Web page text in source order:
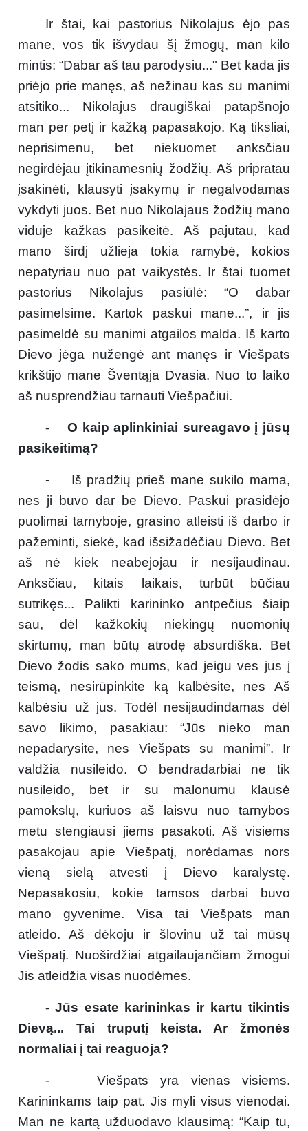
Ir štai, kai pastorius Nikolajus ėjo pas
mane, vos tik išvydau šį žmogų, man kilo
mintis: “Dabar aš tau parodysiu..." Bet kada jis
priėjo prie manęs, aš nežinau kas su manimi
atsitiko... Nikolajus draugiškai patapšnojo
man per petį ir kažką papasakojo. Ką tiksliai,
neprisimenu, bet niekuomet anksčiau
negirdėjau įtikinamesnių žodžių. Aš pripratau
įsakinėti, klausyti įsakymų ir negalvodamas
vykdyti juos. Bet nuo Nikolajaus žodžių mano
viduje kažkas pasikeitė. Aš pajutau, kad
mano širdį užlieja tokia ramybė, kokios
nepatyriau nuo pat vaikystės. Ir štai tuomet
pastorius Nikolajus pasiūlė: “O dabar
pasimelsime. Kartok paskui mane...”, ir jis
pasimeldė su manimi atgailos malda. Iš karto
Dievo jėga nužengė ant manęs ir Viešpats
krikštijo mane Šventąja Dvasia. Nuo to laiko
aš nusprendžiau tarnauti Viešpačiui.
- O kaip aplinkiniai sureagavo į jūsų
pasikeitimą?
- Iš pradžių prieš mane sukilo mama,
nes ji buvo dar be Dievo. Paskui prasidėjo
puolimai tarnyboje, grasino atleisti iš darbo ir
pažeminti, siekė, kad išsižadėčiau Dievo. Bet
aš nė kiek neabejojau ir nesijaudinau.
Anksčiau, kitais laikais, turbūt būčiau
sutrikęs... Palikti karininko antpečius šiaip
sau, dėl kažkokių niekingų nuomonių
skirtumų, man būtų atrodę absurdiška. Bet
Dievo žodis sako mums, kad jeigu ves jus į
teismą, nesirūpinkite ką kalbėsite, nes Aš
kalbėsiu už jus. Todėl nesijaudindamas dėl
savo likimo, pasakiau: “Jūs nieko man
nepadarysite, nes Viešpats su manimi”. Ir
valdžia nusileido. O bendradarbiai ne tik
nusileido, bet ir su malonumu klausė
pamokslų, kuriuos aš laisvu nuo tarnybos
metu stengiausi jiems pasakoti. Aš visiems
pasakojau apie Viešpatį, norėdamas nors
vieną sielą atvesti į Dievo karalystę.
Nepasakosiu, kokie tamsos darbai buvo
mano gyvenime. Visa tai Viešpats man
atleido. Aš dėkoju ir šlovinu už tai mūsų
Viešpatį. Nuoširdžiai atgailaujančiam žmogui
Jis atleidžia visas nuodėmes.
- Jūs esate karininkas ir kartu tikintis
Dievą... Tai truputį keista. Ar žmonės
normaliai į tai reaguoja?
- Viešpats yra vienas visiems.
Karininkams taip pat. Jis myli visus vienodai.
Man ne kartą užduodavo klausimą: “Kaip tu,